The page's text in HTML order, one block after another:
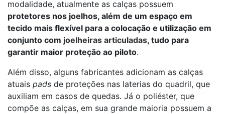
modalidade, atualmente as calças possuem
protetores nos joelhos, além de um espaço em
tecido mais flexível para a colocação e utilização em
conjunto com joelheiras articuladas, tudo para
garantir maior proteção ao piloto.
Além disso, alguns fabricantes adicionam as calças
atuais pads de proteções nas laterias do quadril, que
auxiliam em casos de quedas. Já o poliéster, que
compõe as calças, em sua grande maioria possuem a